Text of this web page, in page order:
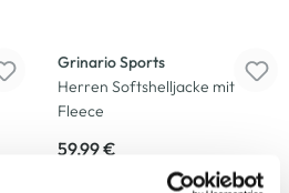
Grinario Sports
Herren Softshelljacke mit
Fleece
59,99 €